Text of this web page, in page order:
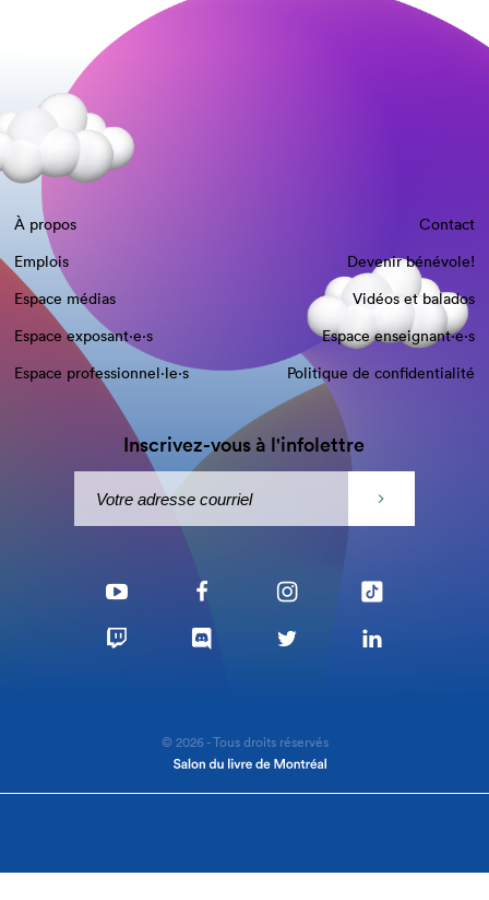
À propos
Contact
Emplois
Devenir bénévole!
Espace médias
Vidéos et balados
Espace exposant·e⋅s
Espace enseignant·e⋅s
Espace professionnel·le⋅s
Politique de confidentialité
Inscrivez-vous à l'infolettre
© 2026 - Tous droits réservés